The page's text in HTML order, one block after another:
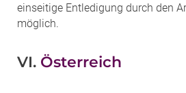
einseitige Entledigung durch den
möglich.
VI. Österreich